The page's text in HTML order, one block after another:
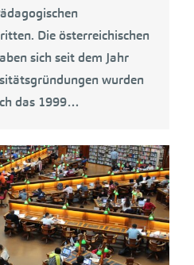
Die österreichischen
sich seit dem Jahr
wurden
das 1999…